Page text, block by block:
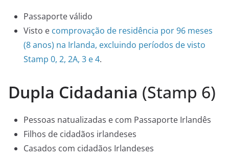
Passaporte válido
Visto e comprovação de residência por 96 meses
(8 anos) na Irlanda, excluindo períodos de visto
Stamp 0, 2, 2A, 3 e 4.
Dupla Cidadania (Stamp 6)
Pessoas natualizadas e com Passaporte Irlandês
Filhos de cidadãos irlandeses
Casados com cidadãos Irlandeses